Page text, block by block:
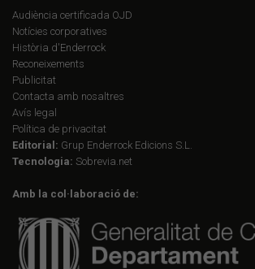
Audiència certificada OJD
Notícies corporatives
Història d'Enderrock
Reconeixements
Publicitat
Contacta amb nosaltres
Avís legal
Política de privacitat
Editorial: Grup Enderrock Edicions S.L.
Tecnologia: Sobrevia.net
Amb la col·laboració de: